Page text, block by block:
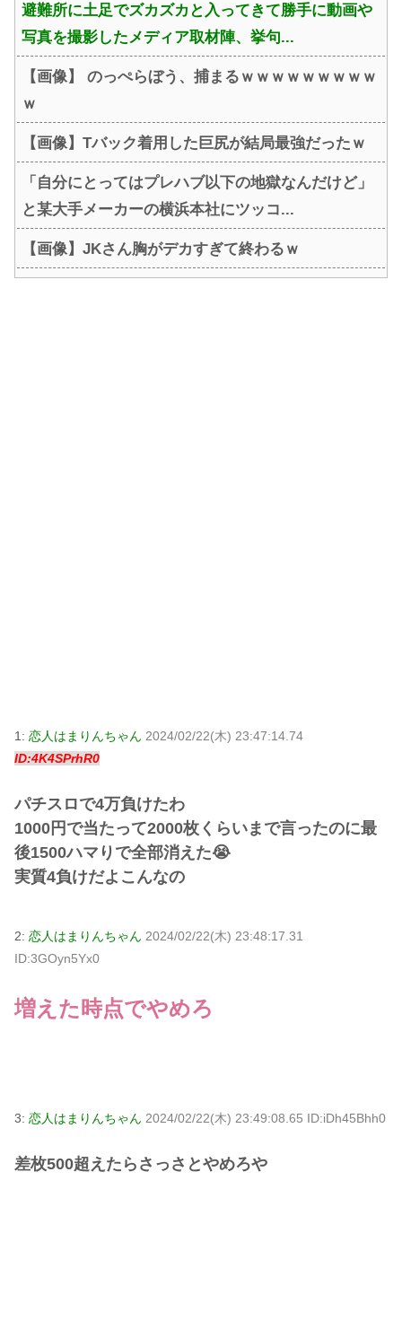
避難所に土足でズカズカと入ってきて勝手に動画や
写真を撮影したメディア取材陣、挙句...
【画像】 のっぺらぼう、捕まるｗｗｗｗｗｗｗｗｗ
ｗ
【画像】Tバック着用した巨尻が結局最強だったｗ
「自分にとってはプレハブ以下の地獄なんだけど」
と某大手メーカーの横浜本社にツッコ...
【画像】JKさん胸がデカすぎて終わるｗ
1: 恋人はまりんちゃん 2024/02/22(木) 23:47:14.74
ID:4K4SPrhR0
パチスロで4万負けたわ
1000円で当たって2000枚くらいまで言ったのに最
後1500ハマりで全部消えた😭
実質4負けだよこんなの
2: 恋人はまりんちゃん 2024/02/22(木) 23:48:17.31
ID:3GOyn5Yx0
増えた時点でやめろ
3: 恋人はまりんちゃん 2024/02/22(木) 23:49:08.65 ID:iDh45Bhh0
差枚500超えたらさっさとやめろや